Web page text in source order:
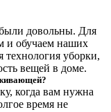
довольны. Для
и обучаем наших
технология уборки,
вещей в доме.
когда вам нужна
время не